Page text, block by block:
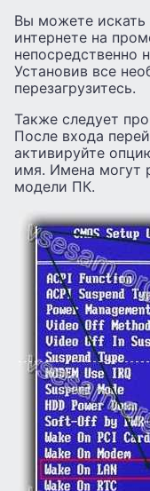
Вы можете
интернете на
непосредственно
Установив все
перезагрузитесь.
Также следует
После входа
активируйте
имя. Имена могут
модели ПК.